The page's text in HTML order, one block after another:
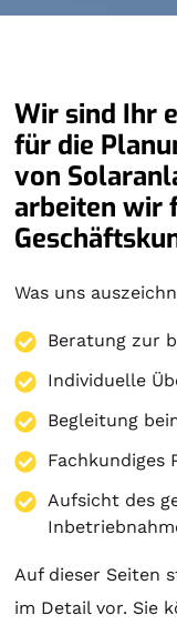
Wir sind Ihr
für die
von
arbeiten wir
Was uns
Beratung zur
Individuelle
Begleitung
Fachkundiges
Aufsicht des
Auf dieser Seiten
im Detail vor. Sie